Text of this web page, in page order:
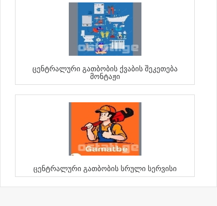
Ცენტრალური Გათბობის Ქვაბის Შეკეთება
Მონტაჟი
Ცენტრალური Გათბობის Სრული Სერვისი